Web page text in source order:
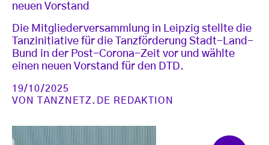
neuen Vorstand
Die Mitgliederversammlung in Leipzig stellte die
Tanzinitiative für die Tanzförderung Stadt-Land-
Bund in der Post-Corona-Zeit vor und wählte
einen neuen Vorstand für den DTD.
19/10/2025
VON
TANZNETZ.DE REDAKTION